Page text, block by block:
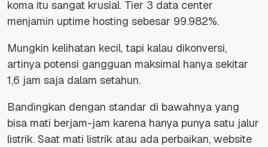
koma itu sangat krusial. Tier 3 data center
menjamin uptime hosting sebesar 99.982%.
Mungkin kelihatan kecil, tapi kalau dikonversi,
artinya potensi gangguan maksimal hanya sekitar
1,6 jam saja dalam setahun.
Bandingkan dengan standar di bawahnya yang
bisa mati berjam-jam karena hanya punya satu jalur
listrik. Saat mati listrik atau ada perbaikan, website